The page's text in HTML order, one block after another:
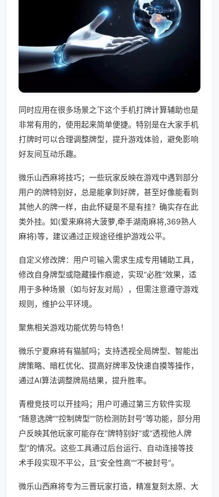
同时应用在很多场景之下这个手机打牌计算辅助也是
非常有用的，使用起来简单便捷。特别是在大家手机
打牌时可以合理调整牌型，提升游戏体验，避免影响
好友间互动乐趣。
微乐山西麻将技巧；一些玩家反映在游戏中遇到部分
用户的牌特别好，总是能拿到好牌，甚至好像能看到
其他人的牌一样，由此怀疑是不是有挂？确实存在此
类外挂。如(爱来麻将大菠萝,牵手湖南麻将,369熟人
麻将)等，建议通过正规途径维护游戏公平。
自定义修改牌：用户可输入需求生成专用辅助工具，
修改自身牌型或隐藏操作痕迹，实现“必胜”效果，适
用于多种场景（如与好友对局），但需注意遵守游戏
规则，维护公平环境。
聚焦相关游戏功能优势与特色！
微乐宁夏麻将有猫腻吗；支持透视全局牌型、智能出
牌策略、暗杠优化、提高好牌率及快速自摸等操作，
通过AI算法调整牌局结果，提升胜率。
青橙竞技可以开挂吗；用户可通过第三方软件实现
“随意选牌”“控制牌型”“防检测防封号”等功能，部分用
户反映其他玩家可能存在“牌特别好”或“透视他人牌
型”的情况。这些工具通过后台运行、自动连接等技
术手段实现不平公，且“安全性高”“不被封号”。
微乐山西麻将专为三晋玩家打造，精准复刻太原、大